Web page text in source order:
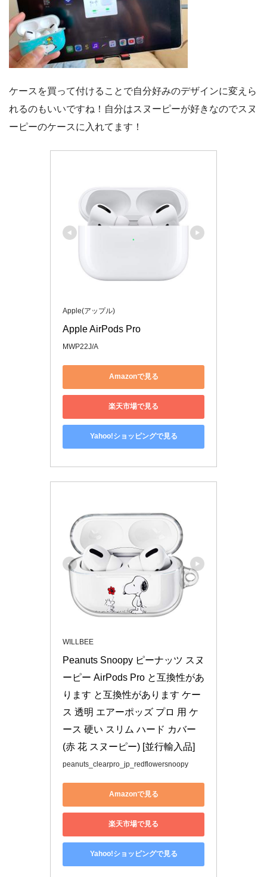
ケースを買って付けることで自分好みのデザインに変えら
れるのもいいですね！自分はスヌーピーが好きなのでスヌ
ーピーのケースに入れてます！
Apple(アップル)
Apple AirPods Pro
MWP22J/A
Amazonで見る
楽天市場で見る
Yahoo!ショッピングで見る
WILLBEE
Peanuts Snoopy ピーナッツ スヌ
ーピー AirPods Pro と互換性があ
ります と互換性があります ケー
ス 透明 エアーポッズ プロ 用 ケ
ース 硬い スリム ハード カバー
(赤 花 スヌーピー) [並行輸入品]
peanuts_clearpro_jp_redflowersnoopy
Amazonで見る
楽天市場で見る
Yahoo!ショッピングで見る